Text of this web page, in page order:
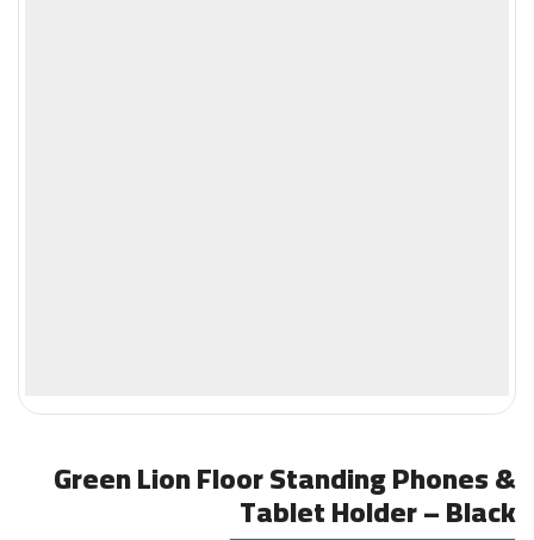
Green Lion Floor Standing Phones &
Tablet Holder – Black